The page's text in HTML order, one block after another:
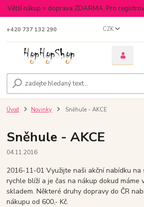
Větší nákup = doprava ZDARMA. Pro
CZK
+420 737 132 290
Úvod Novinky Sněhule - AKCE
Sněhule - AKCE
04.11.2016
2016-11-01 Využijte naši akční nabídku na
rychle blíží a je čas na nákup dokud máme
skladem. Některé druhy dopravy do ČR
nákupu od 600,- Kč.